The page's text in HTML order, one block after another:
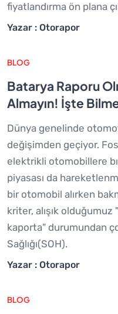
fiyatlandırma ön plana
Yazar : Otorapor
BLOG
Batarya Raporu
Almayın! İşte
Dünya genelinde
değişimden geçiyor.
elektrikli otomobillere
piyasası da
bir otomobil alırken
kriter, alışık
kaporta" durumundan
Sağlığı(SOH).
Yazar : Otorapor
BLOG